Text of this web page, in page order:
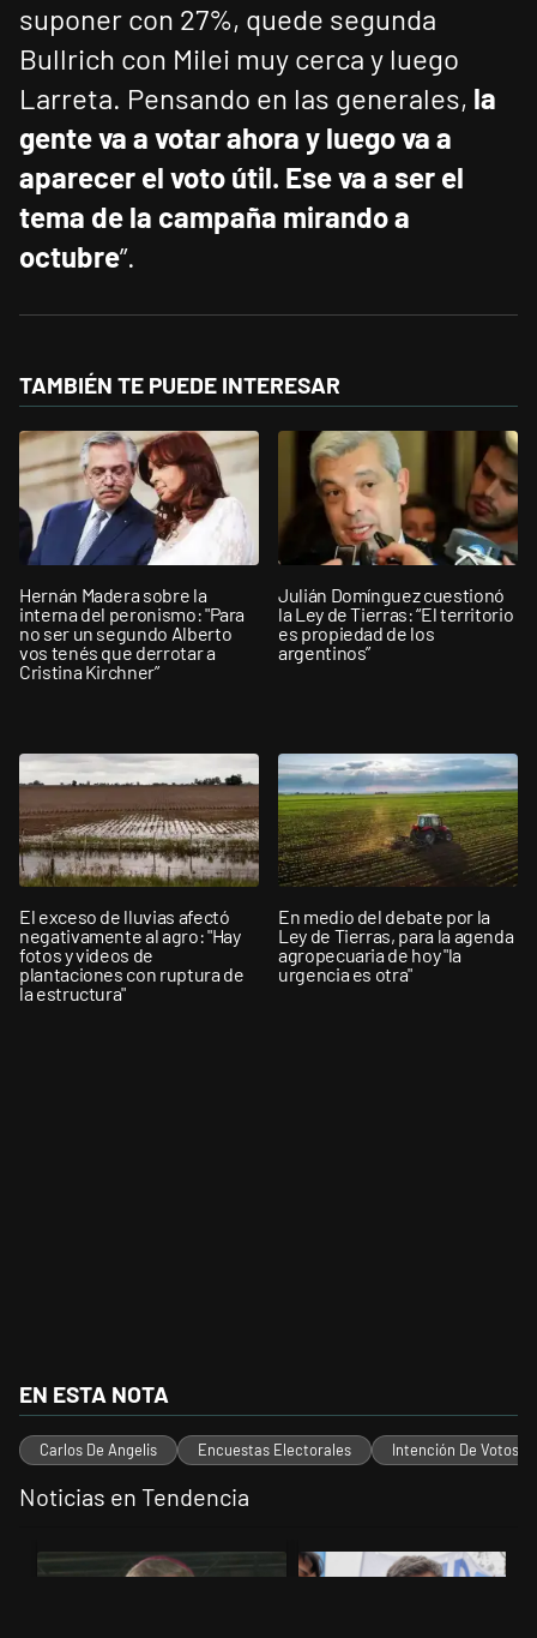
suponer con 27%, quede segunda
Bullrich con Milei muy cerca y luego
Larreta. Pensando en las generales, la
gente va a votar ahora y luego va a
aparecer el voto útil. Ese va a ser el
tema de la campaña mirando a
octubre”.
TAMBIÉN TE PUEDE INTERESAR
Hernán Madera sobre la
interna del peronismo: "Para
no ser un segundo Alberto
vos tenés que derrotar a
Cristina Kirchner”
Julián Domínguez cuestionó
la Ley de Tierras: “El territorio
es propiedad de los
argentinos”
El exceso de lluvias afectó
negativamente al agro: "Hay
fotos y videos de
plantaciones con ruptura de
la estructura"
En medio del debate por la
Ley de Tierras, para la agenda
agropecuaria de hoy "la
urgencia es otra"
EN ESTA NOTA
Carlos De Angelis Encuestas Electorales Intención De Votos
Noticias en Tendencia
Un artículo de tendencia con el título "García Cuerva cuestionó a
Un artículo de tendencia con el